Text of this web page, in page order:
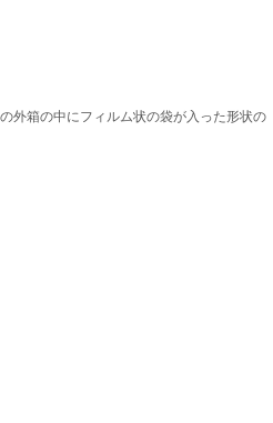
外箱の中にフィルム状の袋が入った形状の